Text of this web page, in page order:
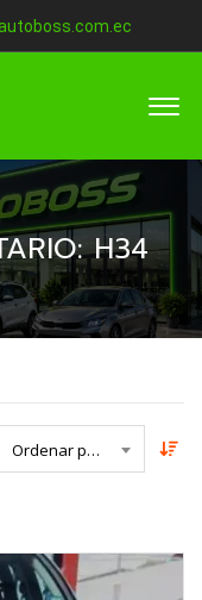
H34
Ordenar por Fecha